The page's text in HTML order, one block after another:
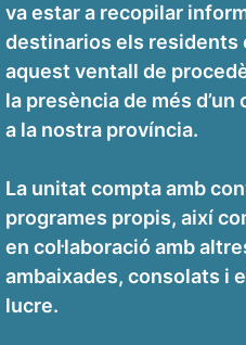
va estar a recopilar
destinarios els residents
aquest ventall de
la presència de més
a la nostra província.
La unitat compta amb
programes propis, així
en col·laboració amb
ambaixades, consolats i
lucre.